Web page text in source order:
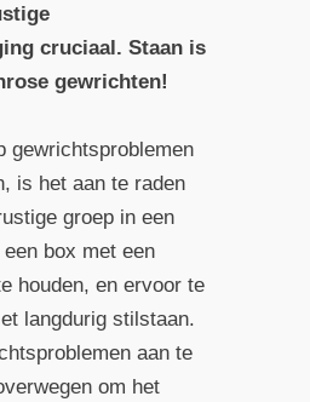
cruciaal. Staan is
gewrichten!
gewrichtsproblemen
is het aan te raden
groep in een
box met een
houden, en ervoor te
langdurig stilstaan.
aan te
om het